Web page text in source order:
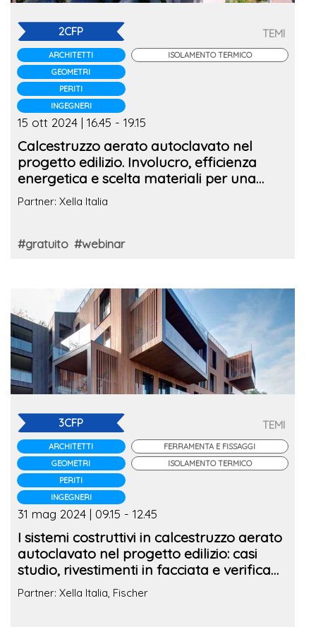
2CFP
ARCHITETTI
GEOMETRI
PERITI
INGEGNERI
TEMI
ISOLAMENTO TERMICO
15 ott 2024 | 16.45 - 19.15
Calcestruzzo aerato autoclavato nel
progetto edilizio. Involucro, efficienza
energetica e scelta materiali per una
corretta progettazione
Partner: Xella Italia
#gratuito #webinar
3CFP
ARCHITETTI
GEOMETRI
PERITI
INGEGNERI
TEMI
FERRAMENTA E FISSAGGI
ISOLAMENTO TERMICO
31 mag 2024 | 09.15 - 12.45
I sistemi costruttivi in calcestruzzo aerato
autoclavato nel progetto edilizio: casi
studio, rivestimenti in facciata e verifica
dei fissaggi
Partner: Xella Italia, Fischer